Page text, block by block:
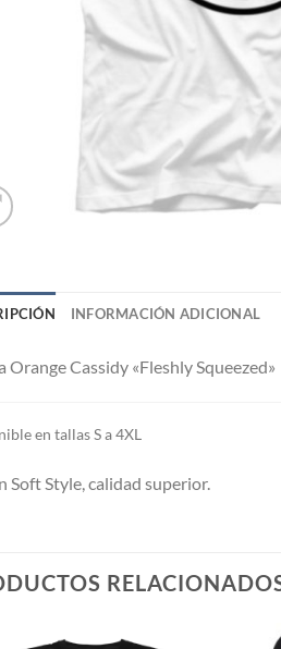
INFORMACIÓN ADICIONAL
Orange Cassidy «Fleshly Squeezed»
en tallas S a 4XL
Soft Style, calidad superior.